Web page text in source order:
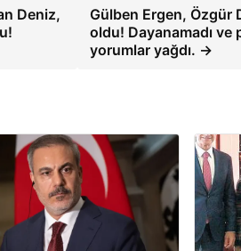
Deniz,
Gülben Ergen, Özgür
oldu! Dayanamadı ve
yorumlar yağdı. →